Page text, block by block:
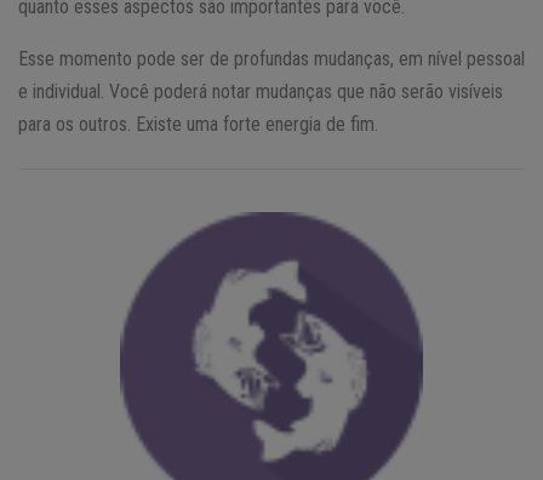
quanto esses aspectos são importantes para você.
Esse momento pode ser de profundas mudanças, em nível pessoal
e individual. Você poderá notar mudanças que não serão visíveis
para os outros. Existe uma forte energia de fim.